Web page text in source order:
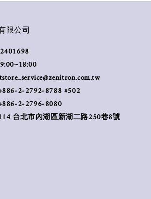
限公司
2-2792-8788 #502
2-2796-8080
台北市內湖區新湖二路250巷8號